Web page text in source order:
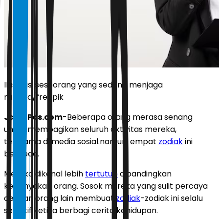
Ilustrasi seseorang yang sedang menjaga
rahasia/freepik
JawaPos.com-Beberapa orang merasa senang
untuk membagikan seluruh aktivitas mereka,
terutama di media sosial.namun, empat zodiakini
berbeda.
Mereka dikenal lebih tertutupdibandingkan
kebanyakan orang. Sosok mereka yang sulit percaya
dengan orang lain membuat zodiak-zodiak ini selalu
selektif ketika berbagi cerita kehidupan.